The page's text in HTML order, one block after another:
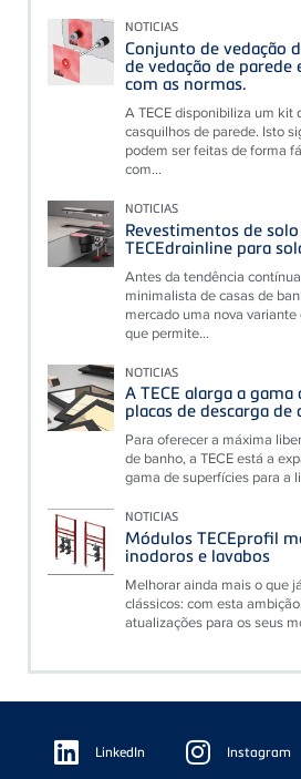
NOTICIAS
Conjunto de vedação
de vedação de
com as normas.
A TECE disponibiliza um kit
casquilhos de parede. Isto
podem ser feitas de forma
com...
NOTICIAS
Revestimentos de
TECEdrainline para
Antes da tendência
minimalista de casas de
mercado uma nova
que permite...
NOTICIAS
A TECE alarga a
placas de descarga
Para oferecer a máxima
de banho, a TECE está a
gama de superfícies para a
NOTICIAS
Módulos TECEprofil
inodoros e lavabos
Melhorar ainda mais o que
clássicos: com esta
atualizações para os seus
Floating
Sidebar LinkedIn Instagram